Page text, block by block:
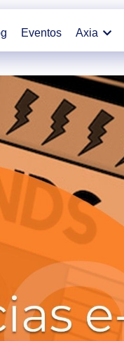
Eventos Axia